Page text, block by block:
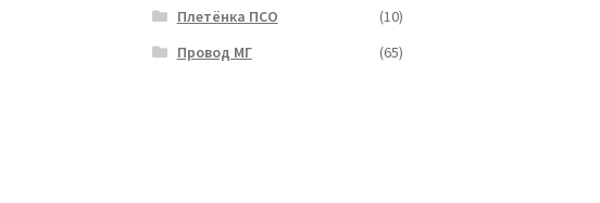
Плетёнка ПСО
(10)
Провод МГ
(65)